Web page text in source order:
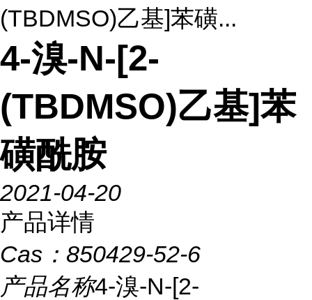
(TBDMSO)乙基]苯磺...
4-溴-N-[2-
(TBDMSO)乙基]苯
磺酰胺
2021-04-20
产品详情
Cas： 850429-52-6
产品名称4-溴-N-[2-